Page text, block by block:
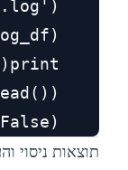
תוצאות ניסוי